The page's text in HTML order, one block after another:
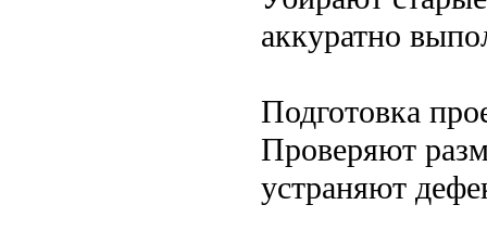
аккуратно
Подготовка
Проверяют
устраняют